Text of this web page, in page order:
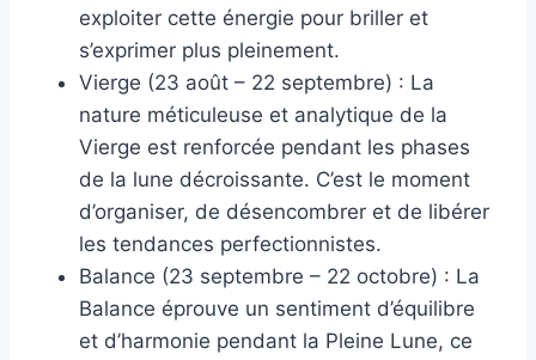
exploiter cette énergie pour briller et
s’exprimer plus pleinement.
Vierge (23 août – 22 septembre) : La
nature méticuleuse et analytique de la
Vierge est renforcée pendant les phases
de la lune décroissante. C’est le moment
d’organiser, de désencombrer et de libérer
les tendances perfectionnistes.
Balance (23 septembre – 22 octobre) : La
Balance éprouve un sentiment d’équilibre
et d’harmonie pendant la Pleine Lune, ce